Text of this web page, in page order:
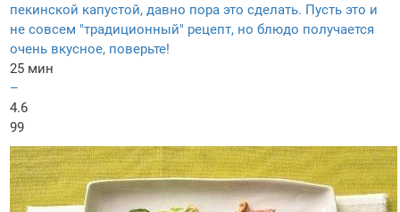
пекинской капустой, давно пора это сделать. Пусть это и
не совсем "традиционный" рецепт, но блюдо получается
очень вкусное, поверьте!
25 мин
–
4.6
99